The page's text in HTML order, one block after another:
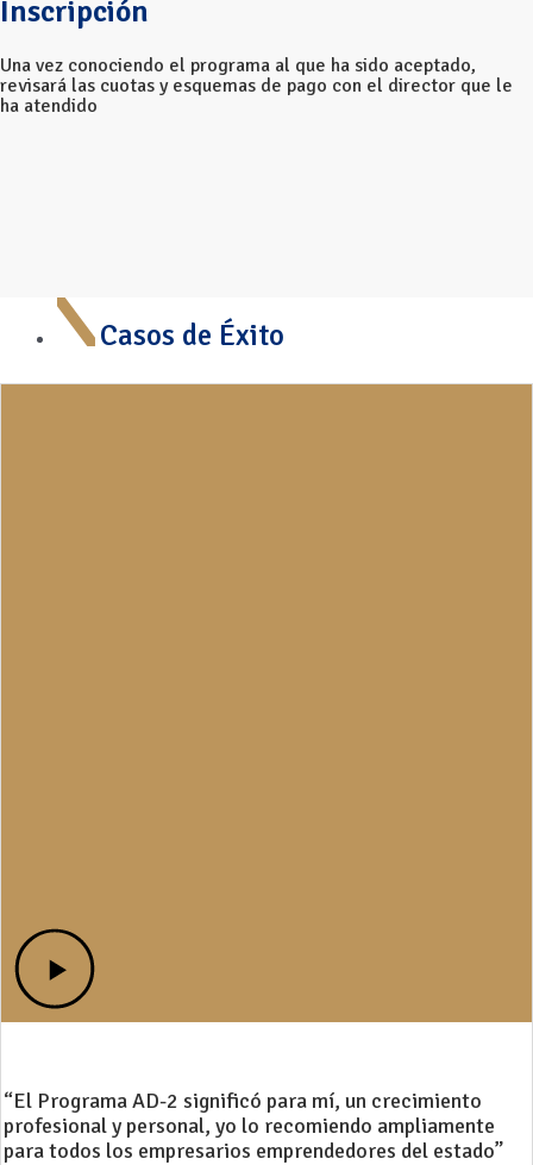
Inscripción
Una vez conociendo el programa al que ha sido aceptado,
revisará las cuotas y esquemas de pago con el director que le
ha atendido
Casos de Éxito
“El Programa AD-2 significó para mí, un crecimiento
profesional y personal, yo lo recomiendo ampliamente
para todos los empresarios emprendedores del estado”